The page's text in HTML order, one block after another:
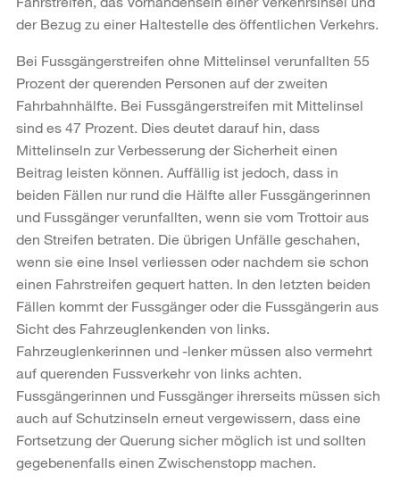
der Bezug zu einer Haltestelle des öffentlichen Verkehrs.
Bei Fussgängerstreifen ohne Mittelinsel verunfallten 55
Prozent der querenden Personen auf der zweiten
Fahrbahnhälfte. Bei Fussgängerstreifen mit Mittelinsel
sind es 47 Prozent. Dies deutet darauf hin, dass
Mittelinseln zur Verbesserung der Sicherheit einen
Beitrag leisten können. Auffällig ist jedoch, dass in
beiden Fällen nur rund die Hälfte aller Fussgängerinnen
und Fussgänger verunfallten, wenn sie vom Trottoir aus
den Streifen betraten. Die übrigen Unfälle geschahen,
wenn sie eine Insel verliessen oder nachdem sie schon
einen Fahrstreifen gequert hatten. In den letzten beiden
Fällen kommt der Fussgänger oder die Fussgängerin aus
Sicht des Fahrzeuglenkenden von links.
Fahrzeuglenkerinnen und -lenker müssen also vermehrt
auf querenden Fussverkehr von links achten.
Fussgängerinnen und Fussgänger ihrerseits müssen sich
auch auf Schutzinseln erneut vergewissern, dass eine
Fortsetzung der Querung sicher möglich ist und sollten
gegebenenfalls einen Zwischenstopp machen.